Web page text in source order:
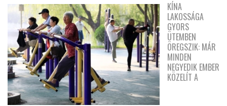
KÍNA
LAKOSSÁGA
GYORS
ÜTEMBEN
ÖREGSZIK: MÁR
MINDEN
NEGYEDIK EMBER
KÖZELÍT A